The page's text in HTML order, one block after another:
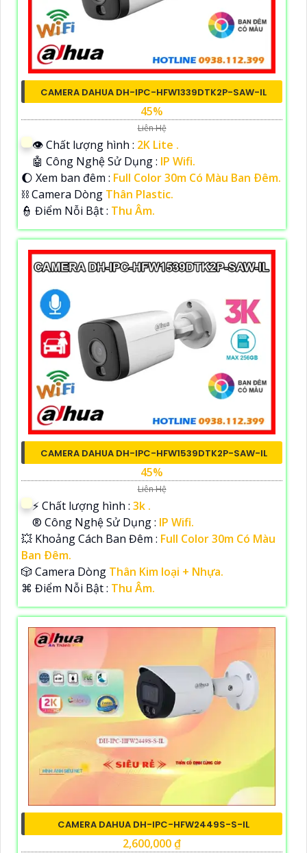
CAMERA DAHUA DH-IPC-HFW1339DTK2P-SAW-IL
45%
Liên Hệ
👁 Chất lượng hình : 2K Lite .
🤖️ Công Nghệ Sử Dụng : IP Wifi.
🌔 Xem ban đêm : Full Color 30m Có Màu Ban Ðêm.
⛓ Camera Dòng Thân Plastic.
️👮 Điểm Nỗi Bật : Thu Âm.
CAMERA DAHUA DH-IPC-HFW1539DTK2P-SAW-IL
45%
Liên Hệ
️⚡ Chất lượng hình : 3k .
®️ Công Nghệ Sử Dụng : IP Wifi.
💥 Khoảng Cách Ban Đêm : Full Color 30m Có Màu
Ban Ðêm.
🎲 Camera Dòng Thân Kim loại + Nhựa.
️⌘ Điểm Nỗi Bật : Thu Âm.
CAMERA DAHUA DH-IPC-HFW2449S-S-IL
2,600,000 ₫